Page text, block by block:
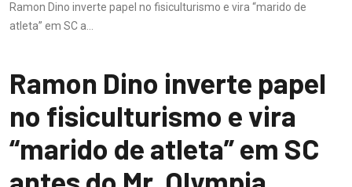
Ramon Dino inverte papel no fisiculturismo e vira “marido de
atleta” em SC a...
Ramon Dino inverte papel
no fisiculturismo e vira
“marido de atleta” em SC